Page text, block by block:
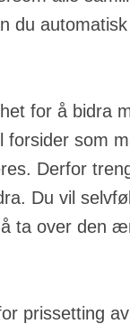
du
for å bidra
som
Derfor
Du vil
ta over den
prissetting